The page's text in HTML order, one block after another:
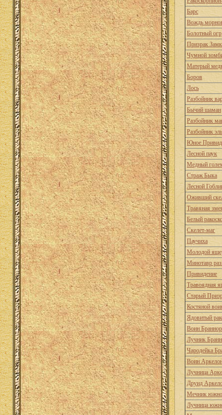
Барс
Вождь
Болотный огр
Призрак
Чумной
Матерый
Боров
Лось
Разбойник
Бычий шаман
Разбойник
Разбойник
Юное
Лесной паук
Медный
Страж Быка
Лесной
Оживший
Травяная
Белый
Скелет-маг
Паучиха
Молодой
Минотавр
Привидение
Травоядная
Старый
Костяной
Ядовитый
Воин
Лучник
Чародейка
Воин
Лучница
Друид
Мечник
Лучница